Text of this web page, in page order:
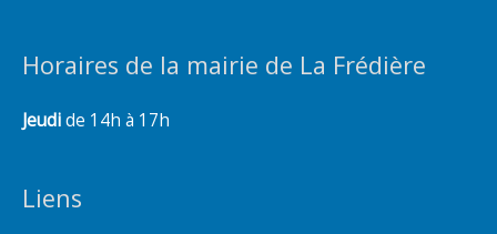
Horaires de la mairie de La Frédière
Jeudide 14h à 17h
Liens